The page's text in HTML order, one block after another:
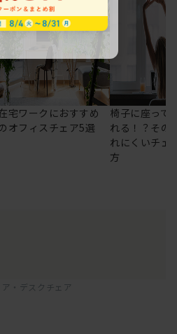
宅ワークにおすすめ
オフィスチェア5選
椅子に座って
れる！？その
れにくいチェ
方
・デスクチェア